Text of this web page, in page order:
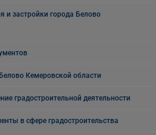
и застройки города Белово
Кемеровской области
градостроительной деятельности
в сфере градостроительства